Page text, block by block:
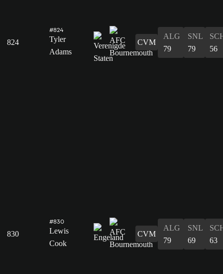
824
#824
Tyler
Adams
CVM
ALG
79
SNL
79
56
830
#830
Lewis
Cook
CVM
ALG
79
SNL
69
63